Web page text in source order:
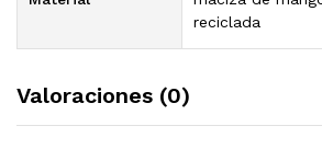
reciclada
Valoraciones (0)